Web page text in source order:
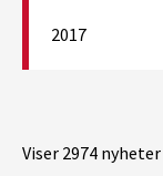
2017
Viser 2974